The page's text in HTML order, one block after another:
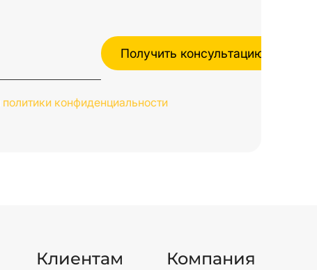
политики конфиденциальности
Клиентам Компания